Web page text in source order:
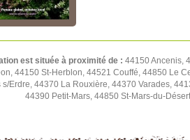
est située à proximité de : 44150 Ancenis,
44150 St-Herblon, 44521 Couffé, 44850 Le
s/Erdre, 44370 La Rouxière, 44370 Varades,
44390 Petit-Mars, 44850 St-Mars-du-